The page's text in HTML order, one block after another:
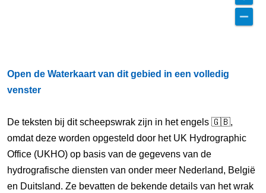
Open de Waterkaart van dit gebied in een volledig
venster
De teksten bij dit scheepswrak zijn in het engels 🇬🇧,
omdat deze worden opgesteld door het UK Hydrographic
Office (UKHO) op basis van de gegevens van de
hydrografische diensten van onder meer Nederland, België
en Duitsland. Ze bevatten de bekende details van het wrak